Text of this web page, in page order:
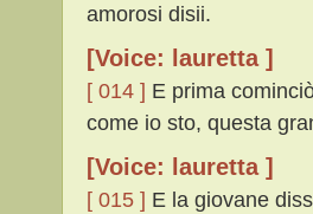
amorosi disii.
[Voice: lauretta ]
[ 014 ] E prima
come io sto, questa
[Voice: lauretta ]
[ 015 ] E la giovane